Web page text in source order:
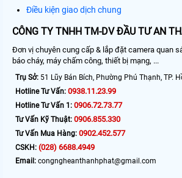
Điều kiện giao dịch chung
CÔNG TY TNHH TM-DV ĐẦU TƯ AN
Đơn vị chuyên cung cấp & lắp đặt camera quan
báo cháy, máy chấm công, thiết bị mạng, ...
Trụ Sở: 51 Lũy Bán Bích, Phường Phú Thạnh, TP.
Hotline Tư Vấn: 0938.11.23.99
Hotline Tư Vấn 1: 0906.72.73.77
Tư Vấn Kỹ Thuật: 0906.855.330
Tư Vấn Mua Hàng: 0902.452.577
CSKH: (028) 6688.4949
Email: congngheanthanhphat@gmail.com